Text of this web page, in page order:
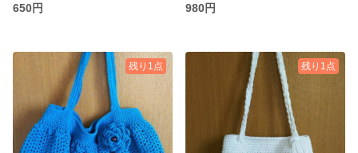
650円
980円
残り1点 残り1点